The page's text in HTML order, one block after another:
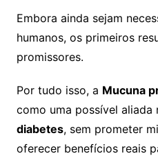
Embora ainda sejam
humanos, os primeiros
promissores.
Por tudo isso, a Mucuna
como uma possível
diabetes, sem prometer
oferecer benefícios reais